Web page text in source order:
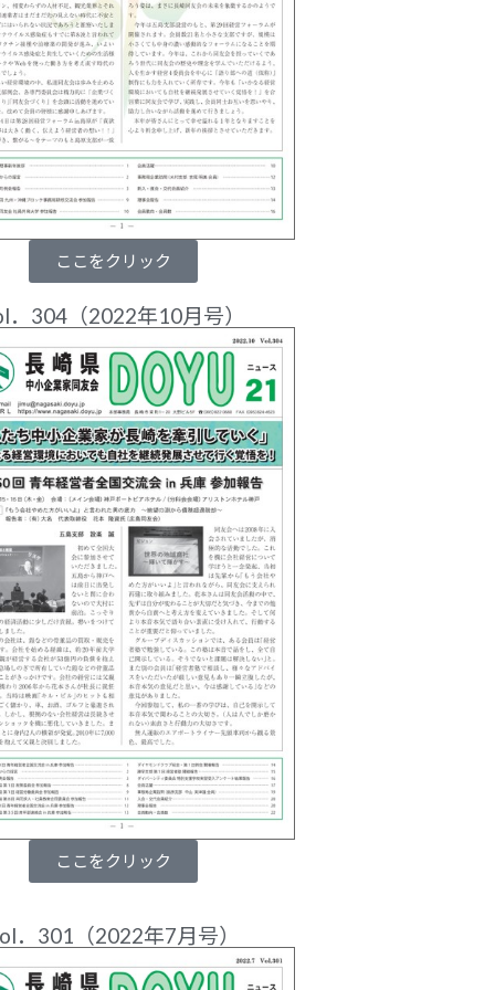
ここをクリック
．304（2022年10月号）
ここをクリック
．301（2022年7月号）